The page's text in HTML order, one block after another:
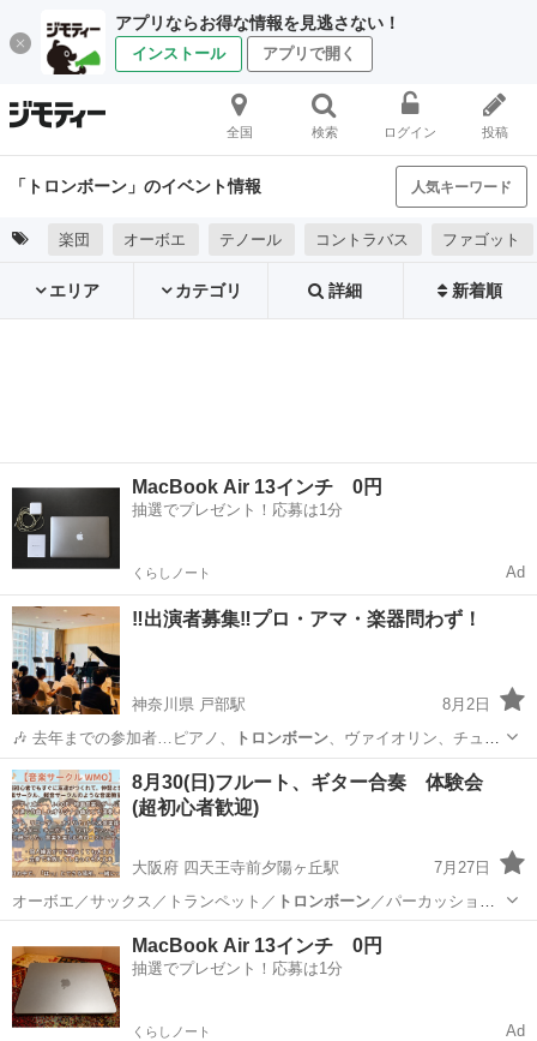
アプリならお得な情報を見逃さない！
インストール アプリで開く
全国 検索 ログイン 投稿
「トロンボーン」のイベント情報 人気キーワード
楽団 オーボエ テノール コントラバス ファゴット
エリア カテゴリ 詳細 新着順
MacBook Air 13インチ 0円
抽選でプレゼント！応募は1分
くらしノート Ad
‼️出演者募集‼️プロ・アマ・楽器問わず！
神奈川県 戸部駅
8月2日
🎶 去年までの参加者…ピアノ、
トロンボーン、ヴァイオリン、チュー
バ、ホルン、…
神奈川 横浜市 戸部駅 コンサート/ショー 出演者
8月30(日)フルート、ギター合奏 体験会
(超初心者歓迎)
大阪府 四天王寺前夕陽ヶ丘駅
7月27日
オーボエ／サックス／トランペット／ トロンボーン／パーカッション
／ファゴット／ホル…四天王寺前夕陽ヶ丘駅 ワークショップ
エレキギター
MacBook Air 13インチ 0円
抽選でプレゼント！応募は1分
くらしノート Ad